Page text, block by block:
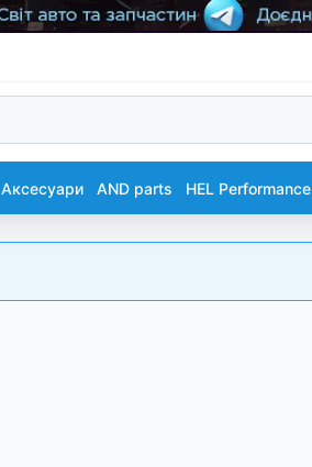
Аксесуари AND parts HEL Performance